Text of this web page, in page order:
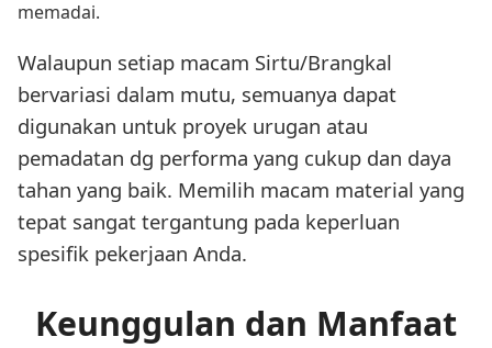
memadai.
Walaupun setiap macam Sirtu/Brangkal
bervariasi dalam mutu, semuanya dapat
digunakan untuk proyek urugan atau
pemadatan dg performa yang cukup dan daya
tahan yang baik. Memilih macam material yang
tepat sangat tergantung pada keperluan
spesifik pekerjaan Anda.
Keunggulan dan Manfaat